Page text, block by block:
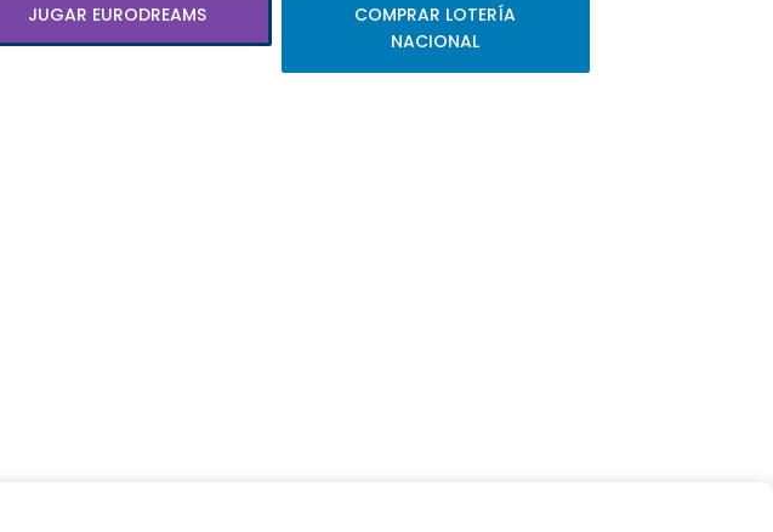
JUGAR EURODREAMS
COMPRAR LOTERÍA
NACIONAL